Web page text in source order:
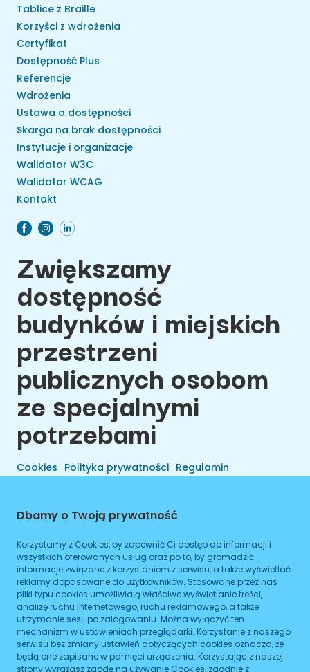
Tablice z Braille
Korzyści z wdrożenia
Certyfikat
Dostępność Plus
Referencje
Wdrożenia
Ustawa o dostępności
Skarga na brak dostępności
Instytucje i organizacje
Walidator W3C
Walidator WCAG
Kontakt
Zwiększamy
dostępność
budynków i miejskich
przestrzeni
publicznych osobom
ze specjalnymi
potrzebami
Cookies Polityka prywatności Regulamin
Dbamy o Twoją prywatność
Korzystamy z Cookies, by zapewnić Ci dostęp do informacji i
wszystkich oferowanych usług oraz po to, by gromadzić
informacje związane z korzystaniem z serwisu, a także wyświetlać
reklamy dopasowane do użytkowników. Stosowane przez nas
pliki typu cookies umożliwiają właściwe wyświetlanie treści,
analizę ruchu internetowego, ruchu reklamowego, a także
utrzymanie sesji po zalogowaniu. Można wyłączyć ten
mechanizm w ustawieniach przeglądarki. Korzystanie z naszego
serwisu bez zmiany ustawień dotyczących cookies oznacza, że
będą one zapisane w pamięci urządzenia. Korzystając z naszej
strony wyrażasz zgodę na używanie Cookies, zgodnie z
Wszelkie Prawa Zastrzeżone © 2026 Preals Data.
Wykonanie
Cookies